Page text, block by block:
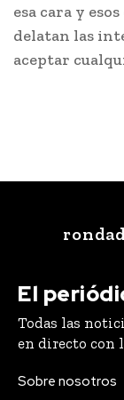
esa cara y
delatan las
aceptar
El
Todas las
en directo con
Sobre nosotros